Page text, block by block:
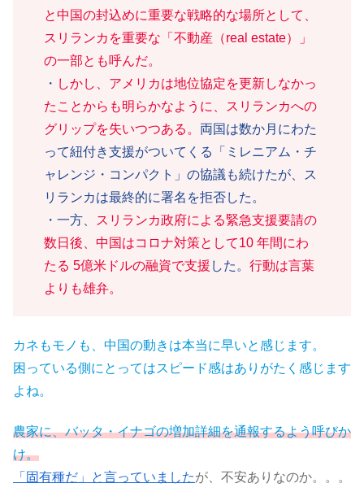
と中国の封込めに重要な戦略的な場所として、
スリランカを重要な「不動産（real estate）」
の一部とも呼んだ。
・ しかし、アメリカは地位協定を更新しなかっ
たことからも明らかなように、スリランカへの
グリップを失いつつある。 両国は数か月にわた
って紐付き支援がついてくる「ミレニアム・チ
ャレンジ・コンパクト」の協議も続けたが、ス
リランカは最終的に署名を拒否した。
・一方、
スリランカ政府による緊急支援要請の
数日後、中国はコロナ対策として10 年間にわ
たる 5億米ドルの融資で支援 した。 行動は言葉
よりも雄弁。
カネもモノも、中国の動きは本当に早いと感じます。
困っている側にとってはスピード感はありがたく感じます
よね。
農家に、バッタ・イナゴの増加詳細を通報するよう呼びか
け。
「固有種だ」と言っていましたが、不安ありなのか。。。